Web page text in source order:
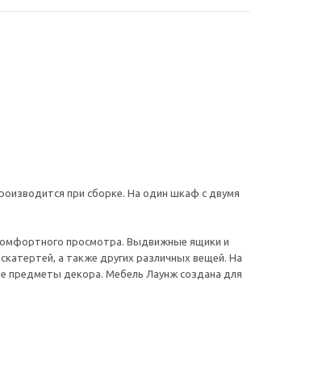
при сборке. На один шкаф с двумя
просмотра. Выдвижные ящики и
а также других различных вещей. На
предметы декора. Мебель Лаунж создана для